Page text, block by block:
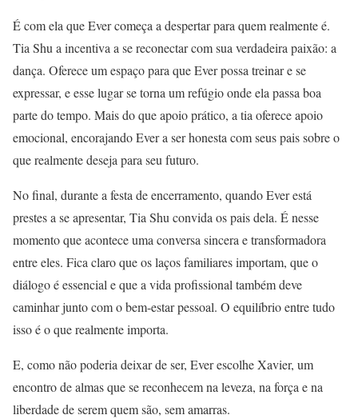
É com ela que Ever começa a despertar para quem realmente é.
Tia Shu a incentiva a se reconectar com sua verdadeira paixão: a
dança. Oferece um espaço para que Ever possa treinar e se
expressar, e esse lugar se torna um refúgio onde ela passa boa
parte do tempo. Mais do que apoio prático, a tia oferece apoio
emocional, encorajando Ever a ser honesta com seus pais sobre o
que realmente deseja para seu futuro.
No final, durante a festa de encerramento, quando Ever está
prestes a se apresentar, Tia Shu convida os pais dela. É nesse
momento que acontece uma conversa sincera e transformadora
entre eles. Fica claro que os laços familiares importam, que o
diálogo é essencial e que a vida profissional também deve
caminhar junto com o bem-estar pessoal. O equilíbrio entre tudo
isso é o que realmente importa.
E, como não poderia deixar de ser, Ever escolhe Xavier, um
encontro de almas que se reconhecem na leveza, na força e na
liberdade de serem quem são, sem amarras.